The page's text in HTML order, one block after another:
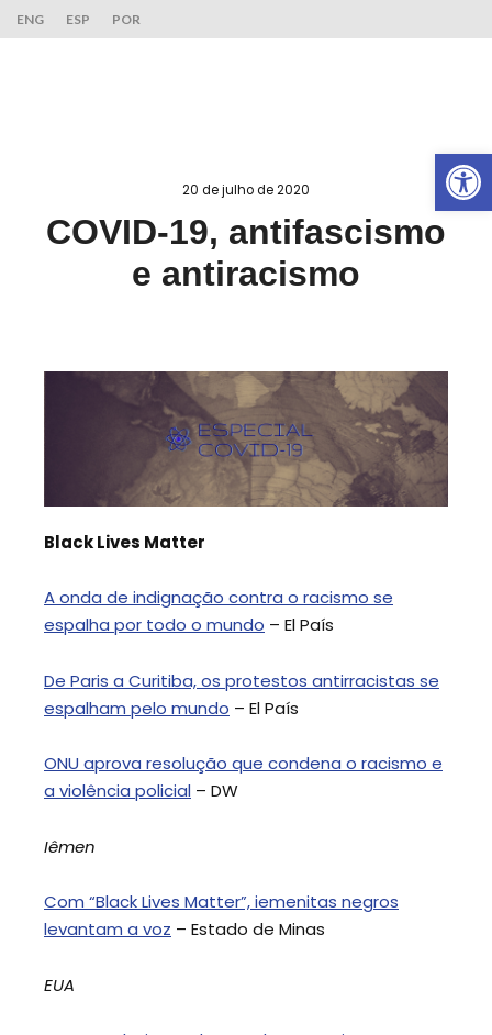
ENG ESP POR
20 de julho de 2020
COVID-19, antifascismo
e antiracismo
Black Lives Matter
A onda de indignação contra o racismo se
espalha por todo o mundo – El País
De Paris a Curitiba, os protestos antirracistas se
espalham pelo mundo – El País
ONU aprova resolução que condena o racismo e
a violência policial – DW
Iêmen
Com “Black Lives Matter”, iemenitas negros
levantam a voz – Estado de Minas
EUA